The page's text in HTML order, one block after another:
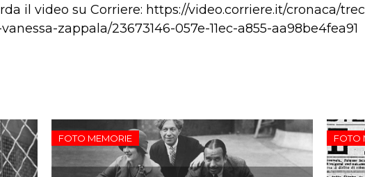
il video su Corriere: https://video.corriere.it/cronaca/
zappala/23673146-057e-11ec-a855-aa98be4fea91
FOTO MEMORIE FOTO